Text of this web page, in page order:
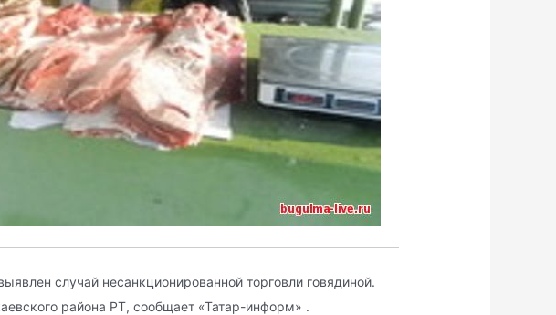
случай несанкционированной торговли говядиной.
района РТ, сообщает «Татар-информ» .